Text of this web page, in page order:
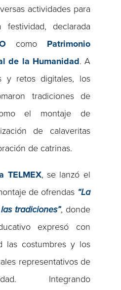
actividades para
festividad, declarada
como Patrimonio
de la Humanidad. A
y retos digitales, los
tradiciones de
el montaje de
de calaveritas
de catrinas.
TELMEX, se lanzó el
de ofrendas “La
tradiciones”, donde
expresó con
las costumbres y los
representativos de
Integrando